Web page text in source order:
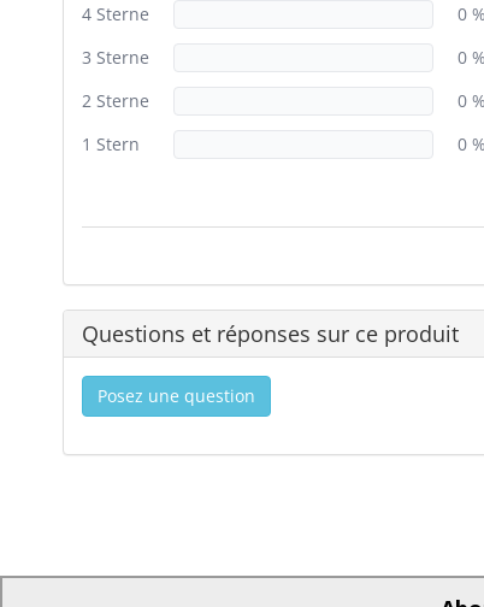
4 Sterne
0 %
3 Sterne
0 %
2 Sterne
0 %
1 Stern
0 %
Questions et réponses sur ce produit
Posez une question